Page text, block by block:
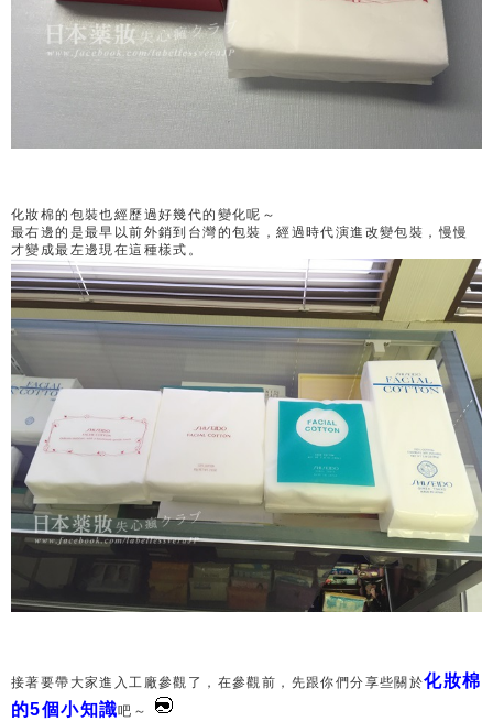
化妝棉的包裝也經歷過好幾代的變化呢～
最右邊的是最早以前外銷到台灣的包裝，經過時代演進改變包裝，慢慢
才變成最左邊現在這種樣式。
接著要帶大家進入工廠參觀了，在參觀前，先跟你們分享些關於化妝棉
的5個小知識吧～